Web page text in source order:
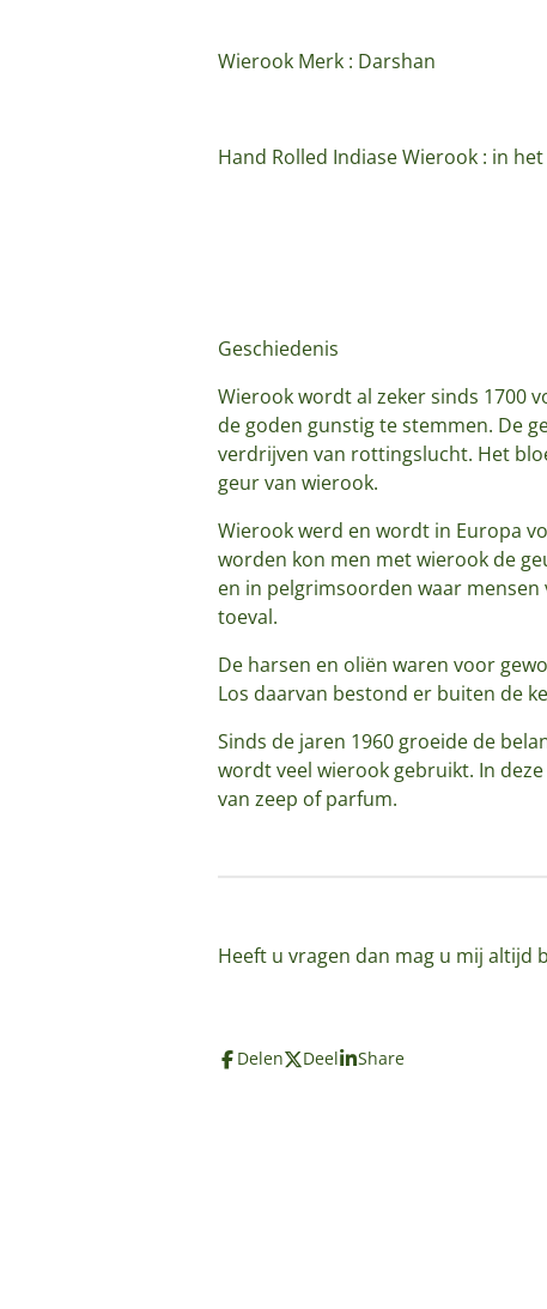
Wierook Merk : Darshan
Hand Rolled Indiase Wierook : in
Geschiedenis
Wierook wordt al zeker sinds 1700
de goden gunstig te stemmen. De
verdrijven van rottingslucht. Het
geur van wierook.
Wierook werd en wordt in Europa
worden kon men met wierook de
en in pelgrimsoorden waar
toeval.
De harsen en oliën waren voor
Los daarvan bestond er buiten de
Sinds de jaren 1960 groeide de
wordt veel wierook gebruikt. In
van zeep of parfum.
Heeft u vragen dan mag u mij altijd
Delen Deel Share